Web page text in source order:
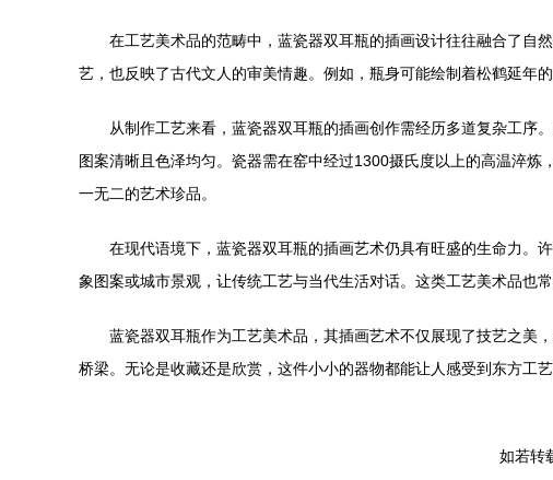
在工艺美术品的范畴中，蓝瓷器双耳瓶的插画设计往往融合了自
艺，也反映了古代文人的审美情趣。例如，瓶身可能绘制着松鹤延年
从制作工艺来看，蓝瓷器双耳瓶的插画创作需经历多道复杂工序
图案清晰且色泽均匀。瓷器需在窑中经过1300摄氏度以上的高温淬
一无二的艺术珍品。
在现代语境下，蓝瓷器双耳瓶的插画艺术仍具有旺盛的生命力。
象图案或城市景观，让传统工艺与当代生活对话。这类工艺美术品也
蓝瓷器双耳瓶作为工艺美术品，其插画艺术不仅展现了技艺之美
桥梁。无论是收藏还是欣赏，这件小小的器物都能让人感受到东方工艺
如若转